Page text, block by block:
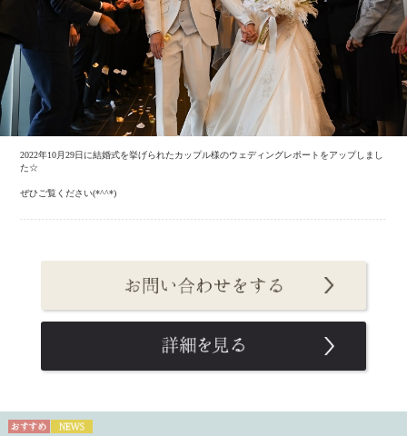
2022年10月29日に結婚式を挙げられたカップル様のウェディングレポートをアップしまし
た☆
ぜひご覧ください(*^^*)